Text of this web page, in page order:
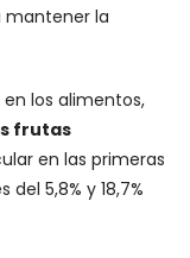
mantener la
los alimentos,
frutas
en las primeras
5,8% y 18,7%